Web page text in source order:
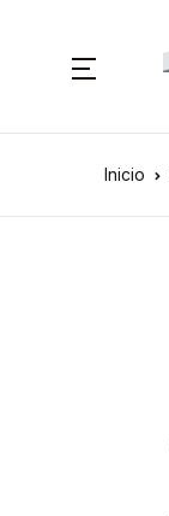
Inicio